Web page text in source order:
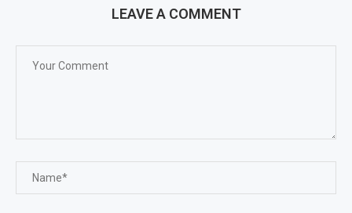
LEAVE A COMMENT